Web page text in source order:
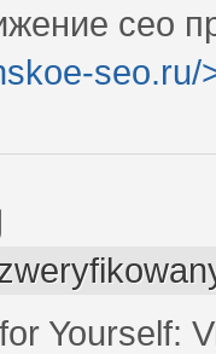
сео
seo.ru/
Yourself: